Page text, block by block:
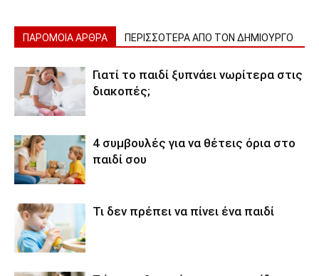
ΠΑΡΟΜΟΙΑ ΑΡΘΡΑ ΠΕΡΙΣΣΟΤΕΡΑ ΑΠΟ ΤΟΝ ΔΗΜΙΟΥΡΓΟ
Γιατί το παιδί ξυπνάει νωρίτερα στις
διακοπές;
4 συμβουλές για να θέτεις όρια στο
παιδί σου
Τι δεν πρέπει να πίνει ένα παιδί